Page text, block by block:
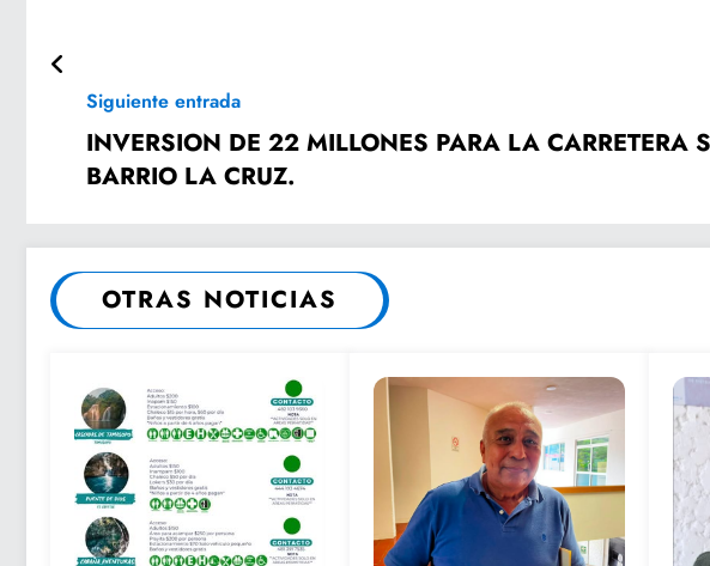
Siguiente entrada
INVERSION DE 22 MILLONES PARA LA CARRETERA SAN JOSÉ DE OIJÁ –
BARRIO LA CRUZ.
OTRAS NOTICIAS